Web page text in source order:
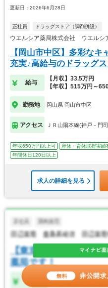
更新日：2026年6月28日
正社員 ドラッグストア（調剤併設）
ウエルシア薬局株式会社 ウエルシ
【岡山市中区】多彩な
充実♪高給与のドラッグ
給与
【月収】33.5万円
【年収】515万円～
勤務地 岡山県 岡山市中区
アクセス ＪＲ山陽本線(神戸－門
年収650万円以上可 産休・育休取得実績
年間休日120日以上
求人の詳細を見る